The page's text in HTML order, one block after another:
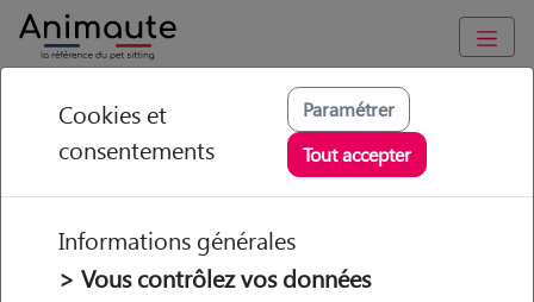
Animaute Provence Alpes Côte d'Azur /Bouches-du-Rhône
Marseille 10e Arrondissement
Manon - Petsitter à
Marseille
Cookies et
consentements
Paramétrer
Tout accepter
Informations générales
> Vous contrôlez vos données